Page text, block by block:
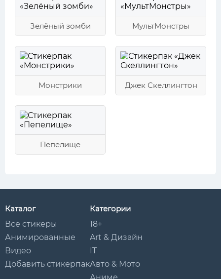
Зелёный зомби МультМонстры
Монстрики Джек Скеллингтон
Пепелище
Каталог
Все стикеры
Анимированные
Видео
Добавить стикерпак
Категории
18+
Art & Дизайн
IT
Авто & Мото